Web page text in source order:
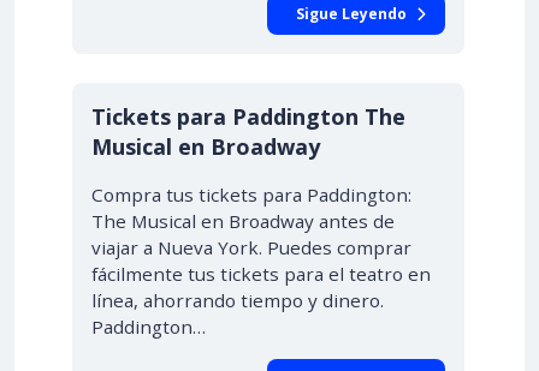
Sigue Leyendo
Tickets para Paddington The
Musical en Broadway
Compra tus tickets para Paddington:
The Musical en Broadway antes de
viajar a Nueva York. Puedes comprar
fácilmente tus tickets para el teatro en
línea, ahorrando tiempo y dinero.
Paddington…